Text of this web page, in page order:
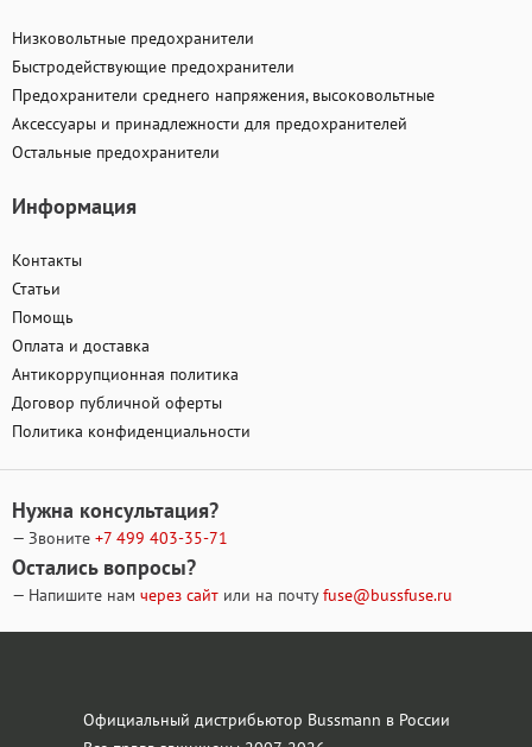
Низковольтные предохранители
Быстродействующие предохранители
Предохранители среднего напряжения, высоковольтные
Аксессуары и принадлежности для предохранителей
Остальные предохранители
Информация
Контакты
Статьи
Помощь
Оплата и доставка
Антикоррупционная политика
Договор публичной оферты
Политика конфиденциальности
Нужна консультация?
— Звоните +7 499 403-35-71
Остались вопросы?
— Напишите нам через сайт или на почтуfuse@bussfuse.ru
Официальный дистрибьютор Bussmann в России